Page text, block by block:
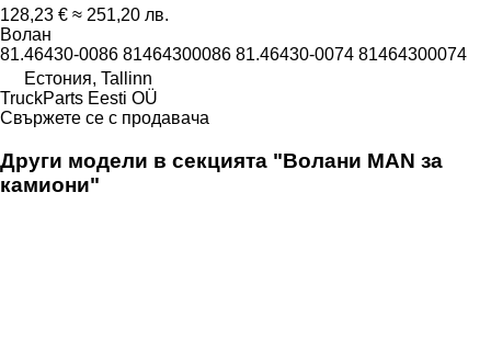
128,23 € ≈ 251,20 лв.
Волан
81.46430-0086 81464300086 81.46430-0074 81464300074
Естония, Tallinn
TruckParts Eesti OÜ
Свържете се с продавача
Други модели в секцията "Волани MAN за
камиони"